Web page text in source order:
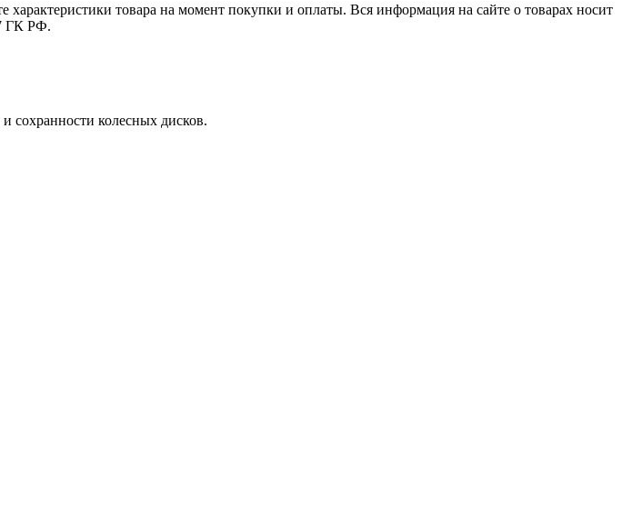
характеристики товара на момент покупки и оплаты. Вся информация на сайте о товарах носит
ГК РФ.
сохранности колесных дисков.